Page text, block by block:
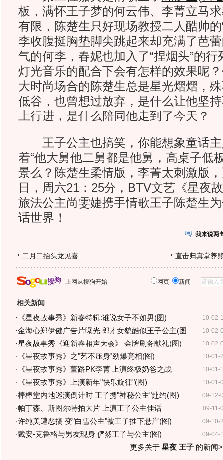
板，满怀王子梦的何云伟、李菁立马
有限，陈楚生只好现场教授二人酷帅的
李收腹挺胸垫脚尖跳起来却充满了芭
气的何李，春妮也加入了“捏烟头”的
灯光音乐的配合下会有怎样的效果呢
大时尚场合的陈楚生总是星光熠熠，
低谷，也曾想过放弃，是什么让他坚
上行进，是什么陪同他走到了今天？
王子公主也搞笑，你能想象童话主
着“他大舅他二舅都是他舅，高桌子低
景么？陈楚生柔情版，李菁太刺激版
日，周六21：25分，BTV文艺《星夜
旅法公主尚雯婕携手情歌王子陈楚生
话世界！
我来说两
二月二抬头龙见喜 直击归真堂养
上网从搜狗开始 网页 新闻
相关新闻
10-02-
· 《星夜故事秀》新春特辑:谁说女子不如男(图)
10-02-
·金海心郑伊健广告片曝光 郎才女貌酷似王子公主(图
10-02-
·星夜故事秀《迎新春相声大会》 金牌剧务献礼(图)
10-01-
· 《星夜故事秀》之"艺不压身"劲爆亮相(图)
10-01-
· 《星夜故事秀》董路PK李菁 上演终极奶爸之战
10-01-
· 《星夜故事秀》上演新年"快乐旋律"(图)
09-12-
·棒棒堂内地巡演倒计时 王子携"神秘公主"赴约(图)
09-11-
·帕丁森、斯图尔特拍大片 上演王子公主佳话
09-10-
·许纯美遭恶搞 变"白雪公主"被王子推下悬崖(图)
09-04-
·戴安-克鲁格与男友现身 俨然王子与公主(图)
更多关于 星夜 王子的新闻